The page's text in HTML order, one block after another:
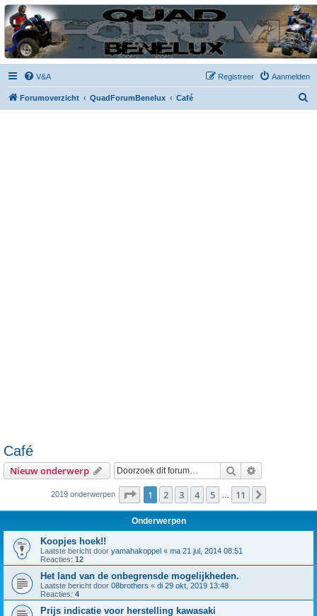
| QFB |
Hét quadforum van de Benelux
V&A Aanmelden
Registreer
Forumoverzicht QuadForumBenelux Café
Café
Nieuw onderwerp Zoek
2019 onderwerpen Pagina van 11
1 2 3 4 5 11
Onderwerpen
Koopjes hoek!!
Laatste bericht door yamahakoppel « ma 21 jul, 2014 08:51
Reacties: 12
Het land van de onbegrensde mogelijkheden.
Laatste bericht door 08brothers « di 29 okt, 2019 13:48
Reacties: 4
Prijs indicatie voor herstelling kawasaki